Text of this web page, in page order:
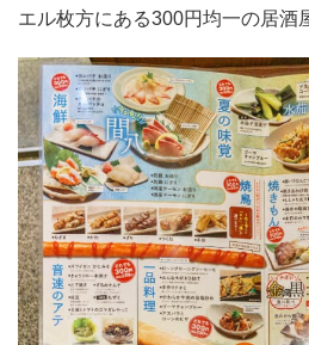
エル枚方にある300円均一の居酒